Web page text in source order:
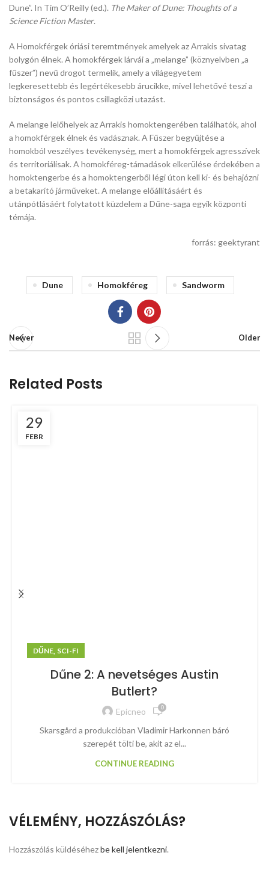
Dune”. In Tim O’Reilly (ed.). The Maker of Dune: Thoughts of a
Science Fiction Master.
A Homokférgek óriási teremtmények amelyek az Arrakis sivatag
bolygón élnek. A homokférgek lárvái a „melange” (köznyelvben „a
fűszer”) nevű drogot termelik, amely a világegyetem
legkeresettebb és legértékesebb árucikke, mivel lehetővé teszi a
biztonságos és pontos csillagközi utazást.
A melange lelőhelyek az Arrakis homoktengerében találhatók, ahol
a homokférgek élnek és vadásznak. A Fűszer begyűjtése a
homokból veszélyes tevékenység, mert a homokférgek agresszívek
és territoriálisak. A homokféreg-támadások elkerülése érdekében a
homoktengerbe és a homoktengerből légi úton kell ki- és behajózni
a betakarító járműveket. A melange előállításáért és
utánpótlásáért folytatott küzdelem a Dűne-saga egyik központi
témája.
forrás: geektyrant
Dune Homokféreg Sandworm
Newer Older
Related Posts
29
FEBR
DŰNE, SCI-FI
Dűne 2: A nevetséges Austin
Butlert?
Epicneo 0
Skarsgård a produkcióban Vladimir Harkonnen báró
szerepét tölti be, akit az el...
CONTINUE READING
VÉLEMÉNY, HOZZÁSZÓLÁS?
Hozzászólás küldéséhezbe kell jelentkezni.